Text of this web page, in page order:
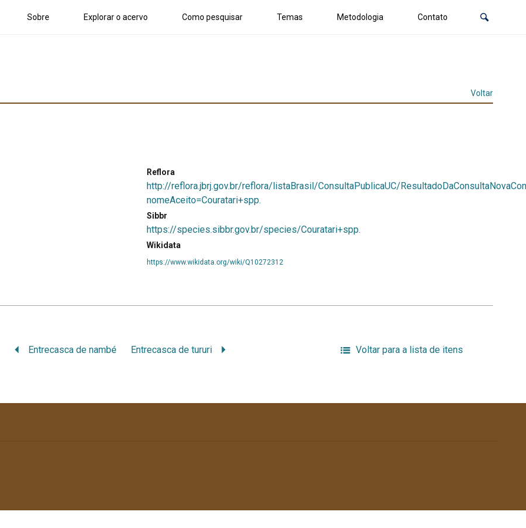
Sobre Explorar o acervo Como pesquisar Temas Metodologia Contato
Voltar
Reflora
http://reflora.jbrj.gov.br/reflora/listaBrasil/ConsultaPublicaUC/
nomeAceito=Couratari+spp.
Sibbr
https://species.sibbr.gov.br/species/Couratari+spp.
Wikidata
https://www.wikidata.org/wiki/Q10272312
Entrecasca de nambé Entrecasca de tururi Voltar para a lista de itens